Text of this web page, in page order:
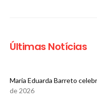
Últimas Notícias
Maria Eduarda Barreto
de 2026